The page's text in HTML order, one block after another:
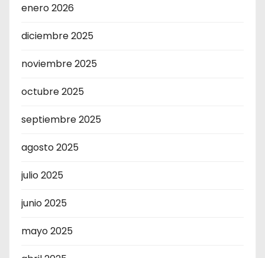
enero 2026
diciembre 2025
noviembre 2025
octubre 2025
septiembre 2025
agosto 2025
julio 2025
junio 2025
mayo 2025